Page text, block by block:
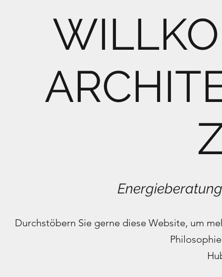
Durchstöbern Sie gerne diese Website, um